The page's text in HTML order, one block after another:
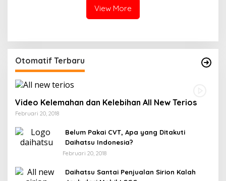
View More
Otomatif Terbaru
Video Kelemahan dan Kelebihan All New Terios
Februari 20, 2018
Belum Pakai CVT, Apa yang Ditakuti
Daihatsu Indonesia?
Februari 20, 2018
Daihatsu Santai Penjualan Sirion Kalah